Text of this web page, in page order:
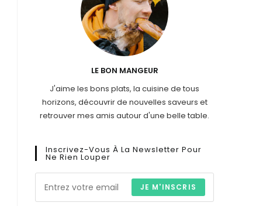
LE BON MANGEUR
J'aime les bons plats, la cuisine de tous
horizons, découvrir de nouvelles saveurs et
retrouver mes amis autour d'une belle table.
Inscrivez-Vous À La Newsletter Pour
Ne Rien Louper
JE M'INSCRIS